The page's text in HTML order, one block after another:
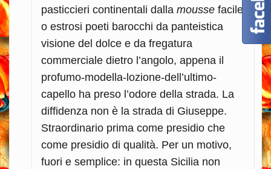
pasticcieri continentali dalla mousse facile
o estrosi poeti barocchi da panteistica
visione del dolce e da fregatura
commerciale dietro l’angolo, appena il
profumo-modella-lozione-dell’ultimo-
capello ha preso l’odore della strada. La
diffidenza non è la strada di Giuseppe.
Straordinario prima come presidio che
come presidio di qualità. Per un motivo,
fuori e semplice: in questa Sicilia non